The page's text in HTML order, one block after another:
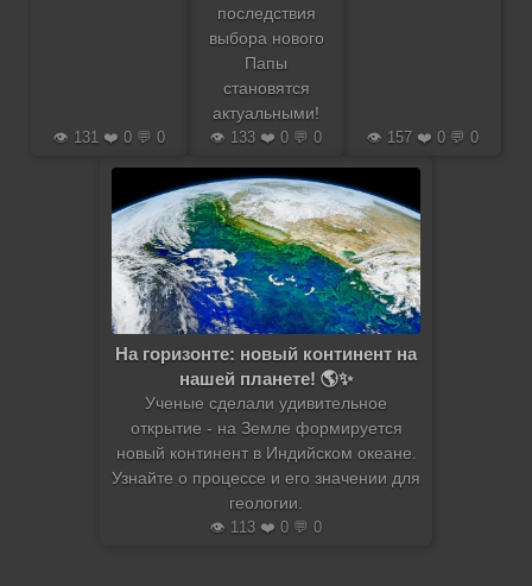
👁️ 131 ❤️ 0 💬 0
последствия
выбора нового
Папы
становятся
актуальными!
👁️ 133 ❤️ 0 💬 0
👁️ 157 ❤️ 0 💬 0
На горизонте: новый континент на
нашей планете! 🌎✨
Ученые сделали удивительное
открытие - на Земле формируется
новый континент в Индийском океане.
Узнайте о процессе и его значении для
геологии.
👁️ 113 ❤️ 0 💬 0